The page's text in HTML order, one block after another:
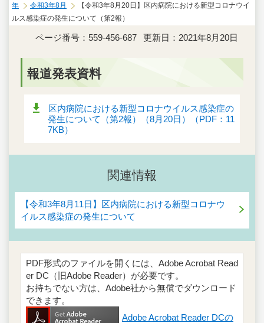
年
令和3年8月
【令和3年8月20日】区内病院における新型コロナウイ
ルス感染症の発生について（第2報）
ページ番号：559-456-687 更新日：2021年8月20日
報道発表資料
区内病院における新型コロナウイルス感染症の
発生について（第2報）（8月20日）（PDF：11
7KB）
関連情報
【令和3年8月11日】区内病院における新型コロナウ
イルス感染症の発生について
PDF形式のファイルを開くには、Adobe Acrobat Read
er DC（旧Adobe Reader）が必要です。
お持ちでない方は、Adobe社から無償でダウンロード
できます。
Adobe Acrobat Reader DCの